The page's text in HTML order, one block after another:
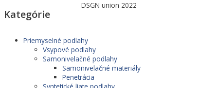
DSGN union 2022
Kategórie
Priemyselné podlahy
Vsypové podlahy
Samonivelačné podlahy
Samonivelačné materiály
Penetrácia